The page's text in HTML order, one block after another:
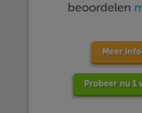
beoordelen
Meer
Probeer nu 1